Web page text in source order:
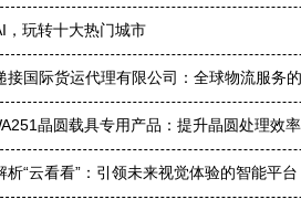
，玩转十大热门城市
接国际货运代理有限公司：全球物流服务
晶圆载具专用产品：提升晶圆处理效
析“云看看”：引领未来视觉体验的智能平台